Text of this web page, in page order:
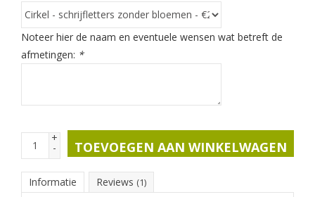
Noteer hier de naam en eventuele wensen wat betreft de
afmetingen: *
+
- TOEVOEGEN AAN WINKELWAGEN
Informatie Reviews (1)